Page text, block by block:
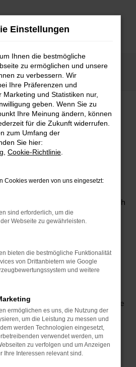
Hyundai IONIQ für Heilbronn günstig
für
kaufen
empfehlenswert
für Heilbronn
in jede Stadt passt, versteht sich
empfehlen wir dieses
auch für Ihre Mobilität in
gerne bei uns einsteigen.
Hyundai IONIQ von Prinzert
exklusiven Lieferservice
Autohaus am Prinzert bringen
als 85 Jahren in der
Beratungsgespräch mit ein.
Einstellungen
Ihnen die bestmögliche
zu ermöglichen und unsere
zu verbessern. Wir
Ihre Präferenzen und
und Statistiken nur,
geben. Wenn Sie zu
Ihre Meinung ändern, können
für die Zukunft widerrufen.
zum Umfang der
Sie hier:
Cookie-Richtlinie
Cookies werden von uns eingesetzt:
sind erforderlich, um die
Webseite zu gewährleisten.
bieten die bestmögliche Funktionalität
von Drittanbietern wie Google
und weitere
ermöglichen es uns, die Nutzung der
um die Leistung zu messen und
werden Technologien eingesetzt,
verwendet werden, um
zu verfolgen und um Anzeigen
Ihre Interessen relevant sind.